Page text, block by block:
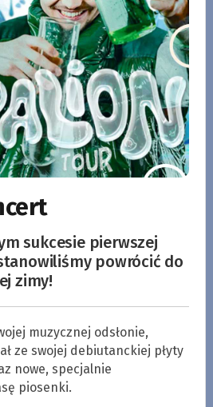
sukcesie pierwszej
powrócić do
zimy!
muzycznej odsłonie,
ze swojej debiutanckiej płyty
nowe, specjalnie
piosenki.